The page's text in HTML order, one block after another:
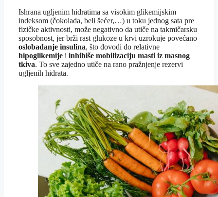
Ishrana ugljenim hidratima sa visokim glikemijskim
indeksom (čokolada, beli šećer,…) u toku jednog sata pre
fizičke aktivnosti, može negativno da utiče na takmičarsku
sposobnost, jer brži rast glukoze u krvi uzrokuje povećano
oslobađanje insulina, što dovodi do relativne
hipoglikemije i inhibiše mobilizaciju masti iz masnog
tkiva. To sve zajedno utiče na rano pražnjenje rezervi
ugljenih hidrata.